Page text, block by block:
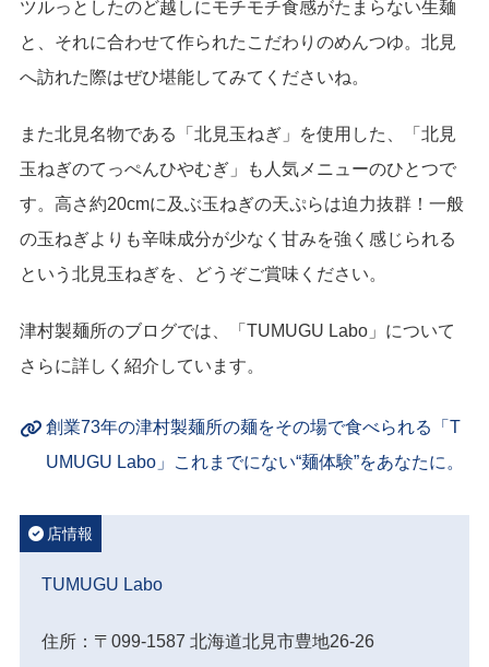
ツルっとしたのど越しにモチモチ食感がたまらない生麺
と、それに合わせて作られたこだわりのめんつゆ。北見
へ訪れた際はぜひ堪能してみてくださいね。
また北見名物である「北見玉ねぎ」を使用した、「北見
玉ねぎのてっぺんひやむぎ」も人気メニューのひとつで
す。高さ約20cmに及ぶ玉ねぎの天ぷらは迫力抜群！一般
の玉ねぎよりも辛味成分が少なく甘みを強く感じられる
という北見玉ねぎを、どうぞご賞味ください。
津村製麺所のブログでは、「TUMUGU Labo」について
さらに詳しく紹介しています。
創業73年の津村製麺所の麺をその場で食べられる「T
UMUGU Labo」これまでにない“麺体験”をあなたに。
店情報
TUMUGU Labo
住所：〒099-1587 北海道北見市豊地26-26